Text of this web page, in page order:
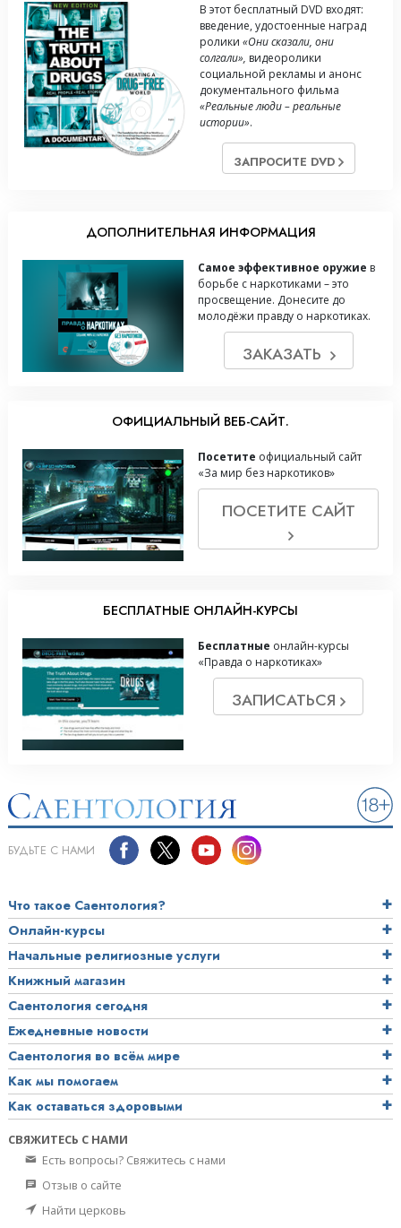
В этот бесплатный DVD входят:
введение, удостоенные наград
ролики «Они сказали, они
солгали», видеоролики
социальной рекламы и анонс
документального фильма
«Реальные люди – реальные
истории».
ЗАПРОСИТЕ DVD
ДОПОЛНИТЕЛЬНАЯ ИНФОРМАЦИЯ
Самое эффективное оружие в
борьбе с наркотиками – это
просвещение. Донесите до
молодёжи правду о наркотиках.
ЗАКАЗАТЬ
ОФИЦИАЛЬНЫЙ ВЕБ-САЙТ.
Посетите официальный сайт
«За мир без наркотиков»
ПОСЕТИТЕ САЙТ
БЕСПЛАТНЫЕ ОНЛАЙН-КУРСЫ
Бесплатные онлайн-курсы
«Правда о наркотиках»
ЗАПИСАТЬСЯ
БУДЬТЕ С НАМИ
Что такое Саентология?
Онлайн-курсы
Начальные религиозные услуги
Книжный магазин
Саентология сегодня
Ежедневные новости
Саентология во всём мире
Как мы помогаем
Как оставаться здоровыми
СВЯЖИТЕСЬ С НАМИ
Есть вопросы? Свяжитесь с нами
Отзыв о сайте
Найти церковь